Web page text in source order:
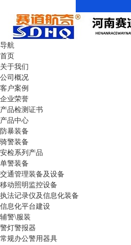
导航
首页
关于我们
公司概况
客户案例
企业荣誉
产品检测证书
产品中心
防暴装备
骑警装备
安检系列产品
单警装备
交通管理装备及设备
移动照明监控设备
执法记录仪及信息化装备
信息化平台建设
辅警\服装
警灯警报器
常规办公警用器具